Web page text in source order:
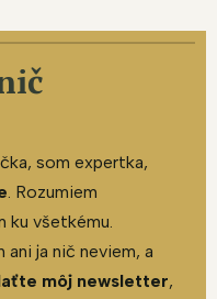
som expertka,
. Rozumiem
ku všetkému.
ja nič neviem, a
môj newsletter,